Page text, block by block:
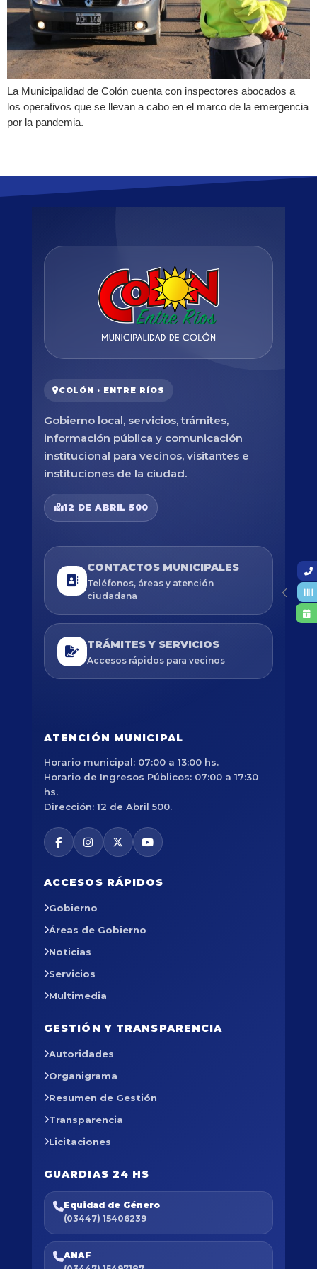
La Municipalidad de Colón cuenta con inspectores abocados a
los operativos que se llevan a cabo en el marco de la emergencia
por la pandemia.
COLÓN · ENTRE RÍOS
Gobierno local, servicios, trámites,
información pública y comunicación
institucional para vecinos, visitantes e
instituciones de la ciudad.
12 DE ABRIL 500
CONTACTOS MUNICIPALES
Teléfonos, áreas y atención
ciudadana
TRÁMITES Y SERVICIOS
Accesos rápidos para vecinos
ATENCIÓN MUNICIPAL
Horario municipal: 07:00 a 13:00 hs.
Horario de Ingresos Públicos: 07:00 a 17:30
hs.
Dirección: 12 de Abril 500.
ACCESOS RÁPIDOS
Gobierno
Áreas de Gobierno
Noticias
Servicios
Multimedia
GESTIÓN Y TRANSPARENCIA
Autoridades
Organigrama
Resumen de Gestión
Transparencia
Licitaciones
GUARDIAS 24 HS
Equidad de Género
(03447) 15406239
ANAF